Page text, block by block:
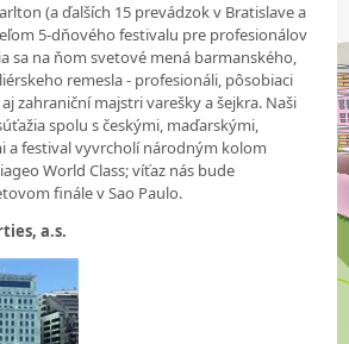
(a ďalších 15 prevádzok v Bratislave a
5-dňového festivalu pre profesionálov
sa na ňom svetové mená barmanského,
remesla - profesionáli, pôsobiaci
zahraniční majstri varešky a šejkra. Naši
spolu s českými, maďarskými,
a festival vyvrcholí národným kolom
World Class; víťaz nás bude
finále v Sao Paulo.
a.s.